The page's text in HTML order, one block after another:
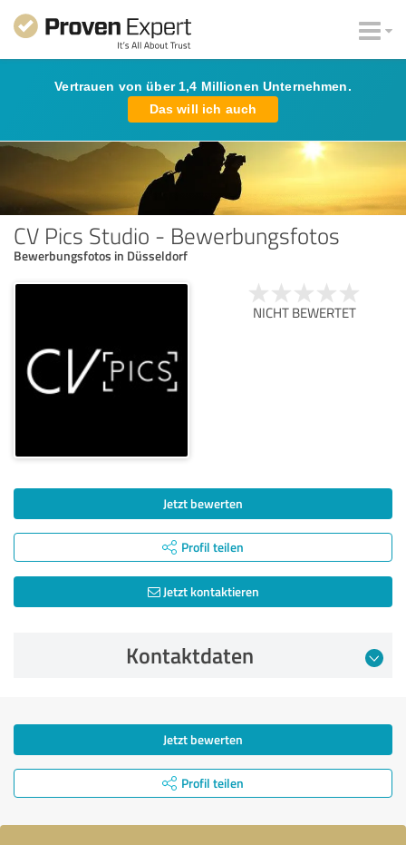
Vertrauen von über 1,4 Millionen Unternehmen.
Das will ich auch
CV Pics Studio - Bewerbungsfotos
Bewerbungsfotos in Düsseldorf
NICHT BEWERTET
Jetzt bewerten
Profil teilen
Jetzt kontaktieren
Kontaktdaten
Jetzt bewerten
Profil teilen